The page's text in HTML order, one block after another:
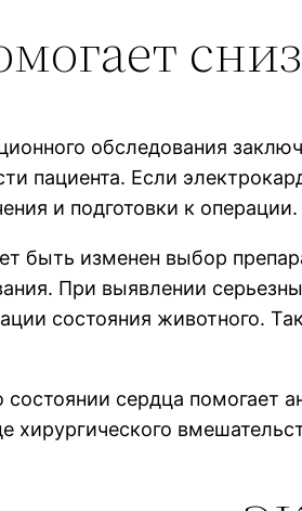
обследования
пациента. Если
и подготовки к операции.
быть изменен выбор
При выявлении
состояния животного.
сердца помогает
хирургического